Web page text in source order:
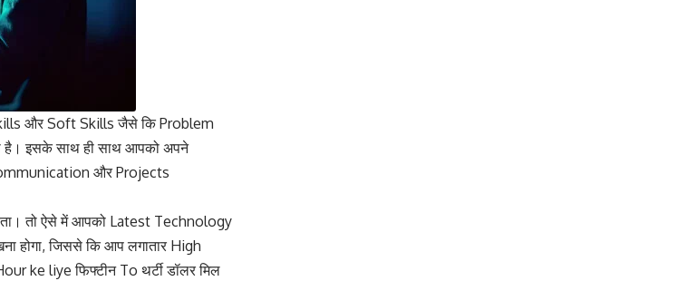
और Soft Skills जैसे कि Problem
इसके साथ ही साथ आपको अपने
और Projects
तो ऐसे में आपको Latest Technology
जिससे कि आप लगातार High
ke liye फिफ्टीन To थर्टी डॉलर मिल